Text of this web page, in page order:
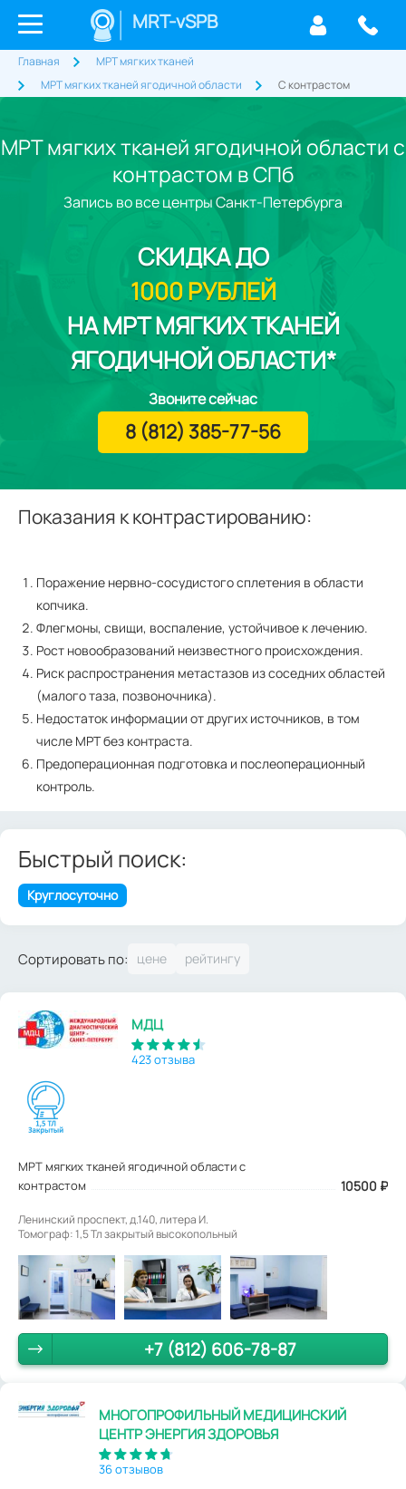
MRT-vSPB
Главная
МРТ мягких тканей
МРТ мягких тканей ягодичной области
С контрастом
МРТ мягких тканей ягодичной области с
контрастом в СПб
Показания к контрастированию:
Поражение нервно-сосудистого сплетения в области
копчика.
Флегмоны, свищи, воспаление, устойчивое к лечению.
Рост новообразований неизвестного происхождения.
Риск распространения метастазов из соседних областей
(малого таза, позвоночника).
Недостаток информации от других источников, в том
числе МРТ без контраста.
Предоперационная подготовка и послеоперационный
контроль.
Запись во все центры Санкт-Петербурга
СКИДКАДО
1000 РУБЛЕЙ
НА МРТ МЯГКИХ ТКАНЕЙ
ЯГОДИЧНОЙ ОБЛАСТИ*
Звоните сейчас
8 (812) 385-77-56
Быстрый поиск:
Круглосуточно
Сортировать по:
МДЦ
423 отзыва
МРТ мягких тканей ягодичной области с
контрастом
10500 ₽
Ленинский проспект, д.140, литера И.
Томограф: 1,5 Тл закрытый высокопольный
+7 (812) 606-78-87
МНОГОПРОФИЛЬНЫЙ МЕДИЦИНСКИЙ
ЦЕНТР ЭНЕРГИЯ ЗДОРОВЬЯ
36 отзывов